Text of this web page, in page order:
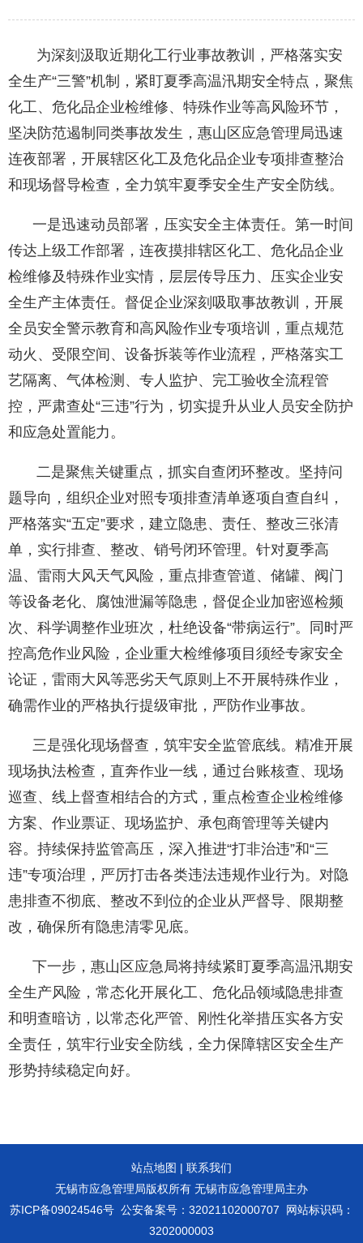
为深刻汲取近期化工行业事故教训，严格落实安
全生产“三警”机制，紧盯夏季高温汛期安全特点，聚焦
化工、危化品企业检维修、特殊作业等高风险环节，
坚决防范遏制同类事故发生，惠山区应急管理局迅速
连夜部署，开展辖区化工及危化品企业专项排查整治
和现场督导检查，全力筑牢夏季安全生产安全防线。
一是迅速动员部署，压实安全主体责任。第一时间
传达上级工作部署，连夜摸排辖区化工、危化品企业
检维修及特殊作业实情，层层传导压力、压实企业安
全生产主体责任。督促企业深刻吸取事故教训，开展
全员安全警示教育和高风险作业专项培训，重点规范
动火、受限空间、设备拆装等作业流程，严格落实工
艺隔离、气体检测、专人监护、完工验收全流程管
控，严肃查处“三违”行为，切实提升从业人员安全防护
和应急处置能力。
二是聚焦关键重点，抓实自查闭环整改。坚持问
题导向，组织企业对照专项排查清单逐项自查自纠，
严格落实“五定”要求，建立隐患、责任、整改三张清
单，实行排查、整改、销号闭环管理。针对夏季高
温、雷雨大风天气风险，重点排查管道、储罐、阀门
等设备老化、腐蚀泄漏等隐患，督促企业加密巡检频
次、科学调整作业班次，杜绝设备“带病运行”。同时严
控高危作业风险，企业重大检维修项目须经专家安全
论证，雷雨大风等恶劣天气原则上不开展特殊作业，
确需作业的严格执行提级审批，严防作业事故。
三是强化现场督查，筑牢安全监管底线。精准开展
现场执法检查，直奔作业一线，通过台账核查、现场
巡查、线上督查相结合的方式，重点检查企业检维修
方案、作业票证、现场监护、承包商管理等关键内
容。持续保持监管高压，深入推进“打非治违”和“三
违”专项治理，严厉打击各类违法违规作业行为。对隐
患排查不彻底、整改不到位的企业从严督导、限期整
改，确保所有隐患清零见底。
下一步，惠山区应急局将持续紧盯夏季高温汛期安
全生产风险，常态化开展化工、危化品领域隐患排查
和明查暗访，以常态化严管、刚性化举措压实各方安
全责任，筑牢行业安全防线，全力保障辖区安全生产
形势持续稳定向好。
站点地图 | 联系我们
无锡市应急管理局版权所有 无锡市应急管理局主办
苏ICP备09024546号 公安备案号：32021102000707 网站标识码：
3202000003